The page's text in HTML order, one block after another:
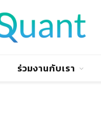
ร่วมงานกับเรา